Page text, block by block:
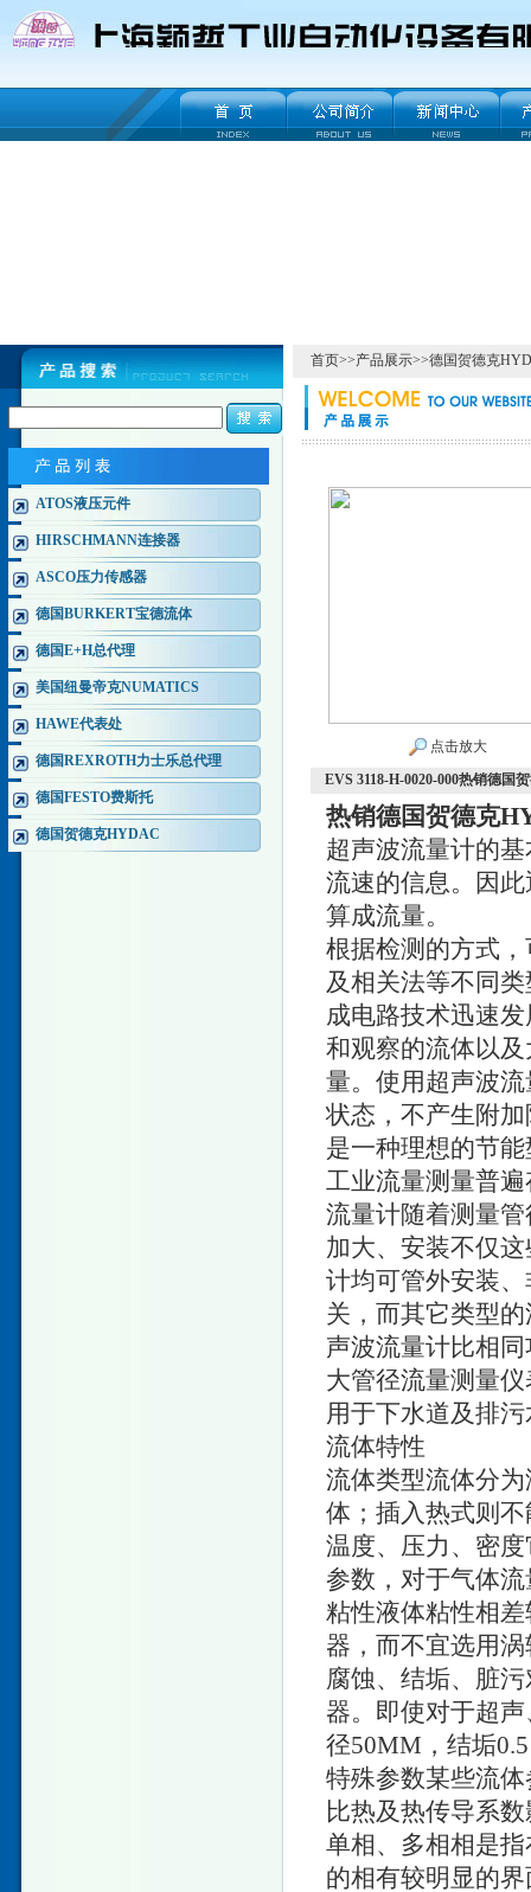
ATOS液压元件
HIRSCHMANN连接器
ASCO压力传感器
德国BURKERT宝德流体
德国E+H总代理
美国纽曼帝克NUMATICS
HAWE代表处
德国REXROTH力士乐总代理
德国FESTO费斯托
德国贺德克HYDAC
首页>>产品展示>>德国贺德克
点击放大
EVS 3118-H-0020-000热销德国
热销德国贺德克
超声波流量计的
流速的信息。因
算成流量。
根据检测的方式
及相关法等不同
成电路技术迅速
和观察的流体以
量。使用超声波
状态，不产生附
是一种理想的节
工业流量测量普
流量计随着测量
加大、安装不仅
计均可管外安装
关，而其它类型
声波流量计比相
大管径流量测量
用于下水道及排
流体特性
流体类型流体分
体；插入热式则
温度、压力、密
参数，对于气体
粘性液体粘性相
器，而不宜选用
腐蚀、结垢、脏
器。即使对于超
径50MM，结垢
特殊参数某些流
比热及热传导系
单相、多相相是
的相有较明显的